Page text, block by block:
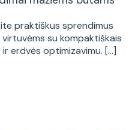
praktiškus sprendimus
virtuvėms su kompaktiškais
erdvės optimizavimu. [...]